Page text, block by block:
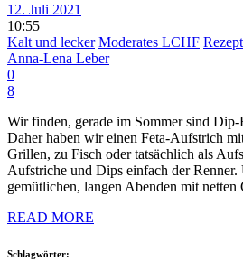
12. Juli 2021
10:55
Kalt und lecker Moderates LCHF
Anna-Lena Leber
0
8
Wir finden, gerade im Sommer sind Dip-
Daher haben wir einen Feta-Aufstrich
Grillen, zu Fisch oder tatsächlich als
Aufstriche und Dips einfach der Renner.
gemütlichen, langen Abenden mit netten
READ MORE
Schlagwörter: